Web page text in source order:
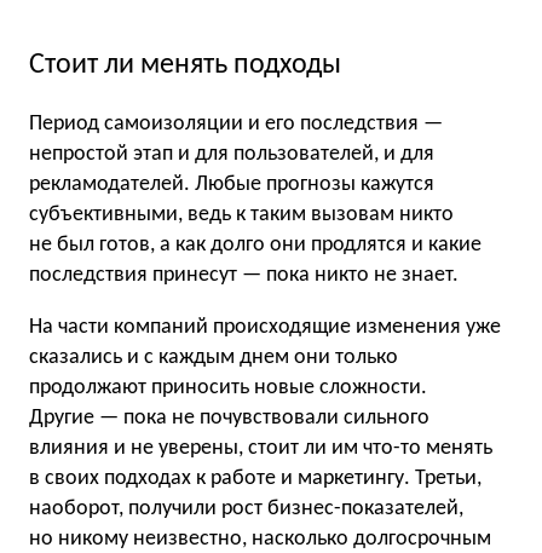
Стоит ли менять подходы
Период самоизоляции и его последствия —
непростой этап и для пользователей, и для
рекламодателей. Любые прогнозы кажутся
субъективными, ведь к таким вызовам никто
не был готов, а как долго они продлятся и какие
последствия принесут — пока никто не знает.
На части компаний происходящие изменения уже
сказались и с каждым днем они только
продолжают приносить новые сложности.
Другие — пока не почувствовали сильного
влияния и не уверены, стоит ли им что-то менять
в своих подходах к работе и маркетингу. Третьи,
наоборот, получили рост бизнес-показателей,
но никому неизвестно, насколько долгосрочным